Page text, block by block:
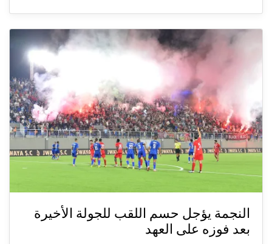
النجمة يؤجل حسم اللقب للجولة الأخيرة
بعد فوزه على العهد